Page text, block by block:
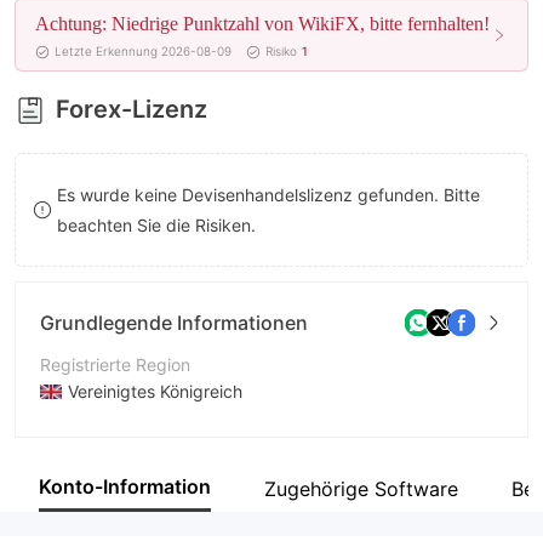
6
7
8
9
4
5
6
7
8
6
7
8
9
Achtung: Niedrige Punktzahl von WikiFX, bitte fernhalten!
Letzte Erkennung 2026-08-09 Risiko 1
Forex-Lizenz
Es wurde keine Devisenhandelslizenz gefunden. Bitte
beachten Sie die Risiken.
Grundlegende Informationen
Registrierte Region
Vereinigtes Königreich
Unternehmen
Konto-Information Zugehörige Software